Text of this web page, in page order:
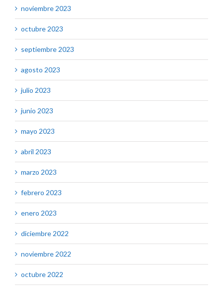
noviembre 2023
octubre 2023
septiembre 2023
agosto 2023
julio 2023
junio 2023
mayo 2023
abril 2023
marzo 2023
febrero 2023
enero 2023
diciembre 2022
noviembre 2022
octubre 2022